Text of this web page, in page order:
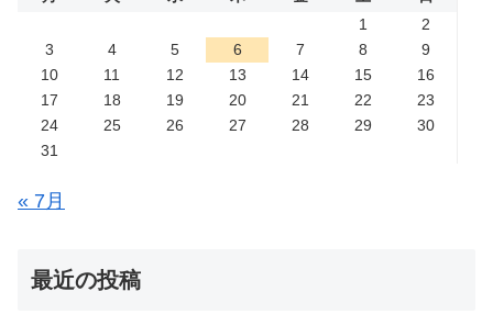
1
2
3
4 5 6 7 8
9
10
11 12 13 14 15
16
17
18 19 20 21 22
23
24
25 26 27 28 29
30
31
« 7月
最近の投稿